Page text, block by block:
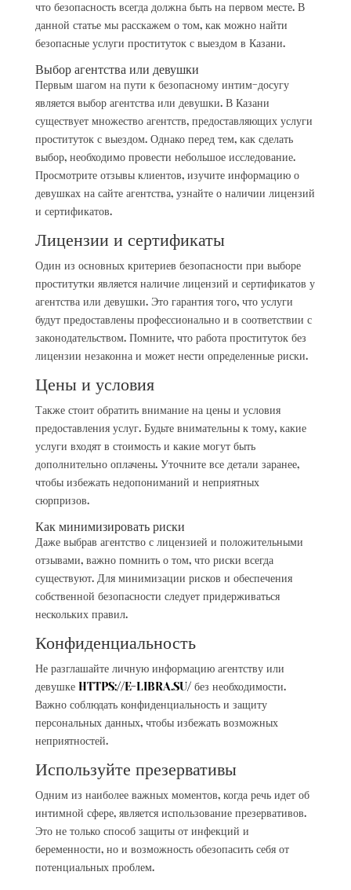
что безопасность всегда должна быть на первом месте. В
данной статье мы расскажем о том, как можно найти
безопасные услуги проституток с выездом в Казани.
Выбор агентства или девушки
Первым шагом на пути к безопасному интим-досугу
является выбор агентства или девушки. В Казани
существует множество агентств, предоставляющих услуги
проституток с выездом. Однако перед тем, как сделать
выбор, необходимо провести небольшое исследование.
Просмотрите отзывы клиентов, изучите информацию о
девушках на сайте агентства, узнайте о наличии лицензий
и сертификатов.
Лицензии и сертификаты
Один из основных критериев безопасности при выборе
проститутки является наличие лицензий и сертификатов у
агентства или девушки. Это гарантия того, что услуги
будут предоставлены профессионально и в соответствии с
законодательством. Помните, что работа проституток без
лицензии незаконна и может нести определенные риски.
Цены и условия
Также стоит обратить внимание на цены и условия
предоставления услуг. Будьте внимательны к тому, какие
услуги входят в стоимость и какие могут быть
дополнительно оплачены. Уточните все детали заранее,
чтобы избежать недопониманий и неприятных
сюрпризов.
Как минимизировать риски
Даже выбрав агентство с лицензией и положительными
отзывами, важно помнить о том, что риски всегда
существуют. Для минимизации рисков и обеспечения
собственной безопасности следует придерживаться
нескольких правил.
Конфиденциальность
Не разглашайте личную информацию агентству или
девушке HTTPS://E-LIBRA.SU/без необходимости.
Важно соблюдать конфиденциальность и защиту
персональных данных, чтобы избежать возможных
неприятностей.
Используйте презервативы
Одним из наиболее важных моментов, когда речь идет об
интимной сфере, является использование презервативов.
Это не только способ защиты от инфекций и
беременности, но и возможность обезопасить себя от
потенциальных проблем.